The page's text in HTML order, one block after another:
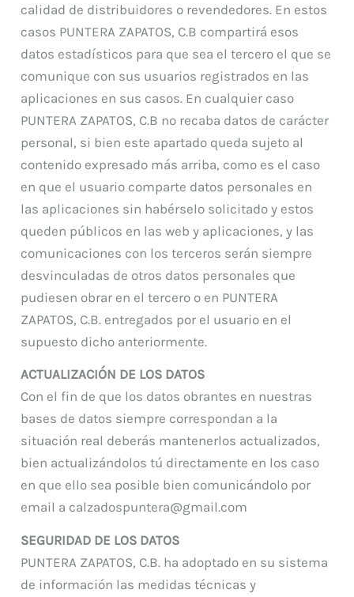
calidad de distribuidores o revendedores. En estos
casos PUNTERA ZAPATOS, C.B compartirá esos
datos estadísticos para que sea el tercero el que se
comunique con sus usuarios registrados en las
aplicaciones en sus casos. En cualquier caso
PUNTERA ZAPATOS, C.B no recaba datos de carácter
personal, si bien este apartado queda sujeto al
contenido expresado más arriba, como es el caso
en que el usuario comparte datos personales en
las aplicaciones sin habérselo solicitado y estos
queden públicos en las web y aplicaciones, y las
comunicaciones con los terceros serán siempre
desvinculadas de otros datos personales que
pudiesen obrar en el tercero o en PUNTERA
ZAPATOS, C.B. entregados por el usuario en el
supuesto dicho anteriormente.
ACTUALIZACIÓN DE LOS DATOS
Con el fin de que los datos obrantes en nuestras
bases de datos siempre correspondan a la
situación real deberás mantenerlos actualizados,
bien actualizándolos tú directamente en los caso
en que ello sea posible bien comunicándolo por
email a calzadospuntera@gmail.com
SEGURIDAD DE LOS DATOS
PUNTERA ZAPATOS, C.B. ha adoptado en su sistema
de información las medidas técnicas y